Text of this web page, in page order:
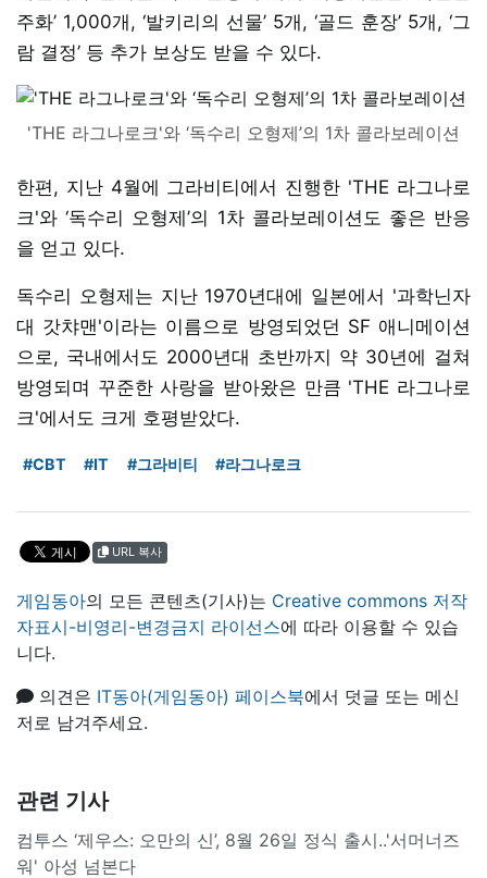
주화’ 1,000개, ‘발키리의 선물’ 5개, ‘골드 훈장’ 5개, ‘그
람 결정’ 등 추가 보상도 받을 수 있다.
'THE 라그나로크'와 ‘독수리 오형제’의 1차 콜라보레이션
한편, 지난 4월에 그라비티에서 진행한 'THE 라그나로
크'와 ‘독수리 오형제’의 1차 콜라보레이션도 좋은 반응
을 얻고 있다.
독수리 오형제는 지난 1970년대에 일본에서 '과학닌자
대 갓챠맨'이라는 이름으로 방영되었던 SF 애니메이션
으로, 국내에서도 2000년대 초반까지 약 30년에 걸쳐
방영되며 꾸준한 사랑을 받아왔은 만큼 'THE 라그나로
크'에서도 크게 호평받았다.
#CBT #IT #그라비티 #라그나로크
URL 복사
게임동아의 모든 콘텐츠(기사)는 Creative commons 저작
자표시-비영리-변경금지 라이선스에 따라 이용할 수 있습
니다.
의견은 IT동아(게임동아) 페이스북에서 덧글 또는 메신
저로 남겨주세요.
관련 기사
컴투스 ‘제우스: 오만의 신’, 8월 26일 정식 출시..'서머너즈
워' 아성 넘본다